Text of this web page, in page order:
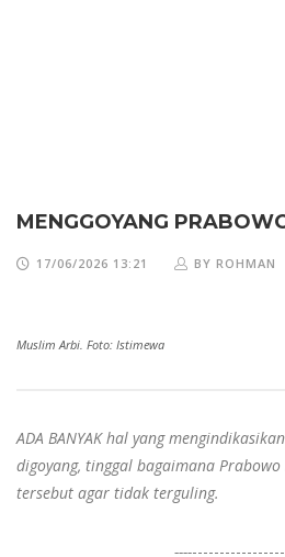
MENGGOYANG
17/06/2026 13:21 BY ROHMAN
Muslim Arbi. Foto: Istimewa
ADA BANYAK hal yang
digoyang, tinggal bagaimana
tersebut agar tidak terguling.
----